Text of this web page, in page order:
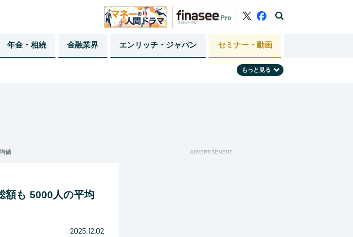
年金・相続 金融業界 エンリッチ・ジャパン セミナー・動画
もっと見る
値
額も 5000人の平均
2025.12.02
ADVERTISEMENT